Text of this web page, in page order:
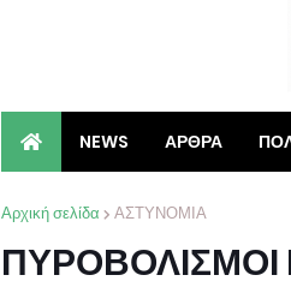
NEWS ΑΡΘΡΑ
Αρχική σελίδα ΑΣΤΥΝΟΜΙΑ